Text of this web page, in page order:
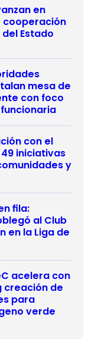
en
cooperación
Estado
mesa de
con foco
con el
iniciativas
y
fila:
al Club
en la Liga de
acelera con
creación de
para
verde